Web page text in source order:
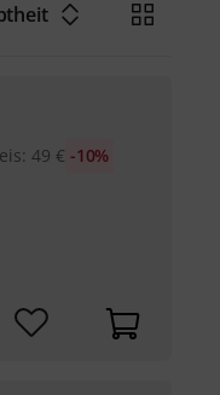
:49 € -10%